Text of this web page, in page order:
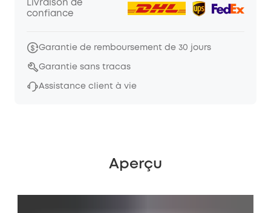
Livraison de
confiance
Garantie de remboursement de 30 jours
Garantie sans tracas
Assistance client à vie
Aperçu